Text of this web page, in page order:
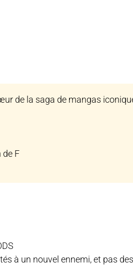
de la saga de mangas
de F
à un nouvel ennemi, et pas